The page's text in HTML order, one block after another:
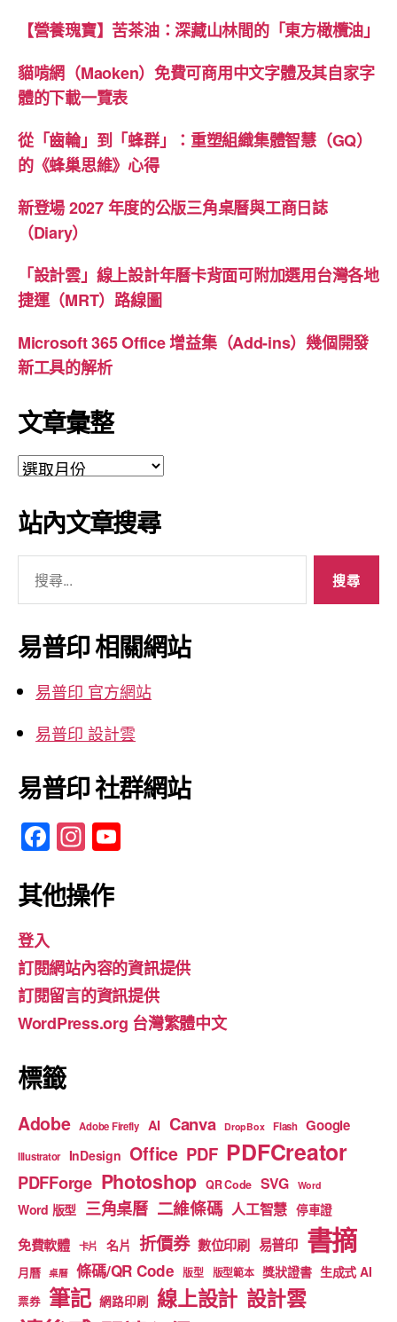
【營養瑰寶】苦茶油：深藏山林間的「東方橄欖油」
貓啃網（Maoken）免費可商用中文字體及其自家字
體的下載一覽表
從「齒輪」到「蜂群」：重塑組織集體智慧（GQ）
的《蜂巢思維》心得
新登場 2027 年度的公版三角桌曆與工商日誌
（Diary）
「設計雲」線上設計年曆卡背面可附加選用台灣各地
捷運（MRT）路線圖
Microsoft 365 Office 增益集（Add-ins）幾個開發
新工具的解析
文章彙整
文
彙
整
站內文章搜尋
關
鍵
字:
易普印 相關網站
易普印 官方網站
易普印 設計雲
易普印 社群網站
F
c
b
o
o
k
In
a
a
m
u
b
e
其他操作
登入
訂閱網站內容的資訊提供
訂閱留言的資訊提供
WordPress.org 台灣繁體中文
標籤
Adobe Adobe Firefly AI Canva DropBox Flash Google
Illustrator InDesign Office PDF PDFCreator
PDFForge Photoshop QR Code SVG Word
Word 版型 三角桌曆 二維條碼 人工智慧 停車證
免費軟體 卡片 名片 折價券 數位印刷 易普印 書摘
月曆 桌曆 條碼/QR Code 版型 版型範本 獎狀證書 生成式 AI
票券 筆記 網路印刷 線上設計 設計雲